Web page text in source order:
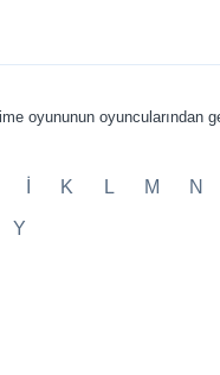
oyununun oyuncularından
K L M N
Y